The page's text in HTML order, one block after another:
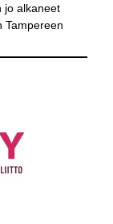
jo alkaneet
Tampereen